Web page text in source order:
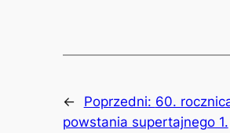
← Poprzedni: 60.
powstania supertajnego 1.